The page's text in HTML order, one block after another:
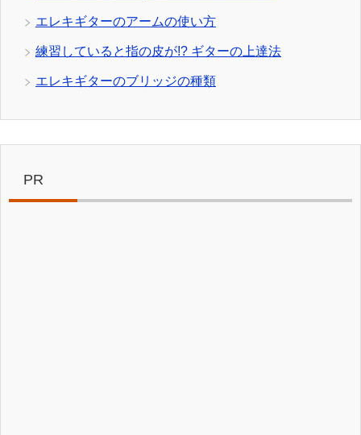
エレキギターのアームの使い方
練習していると指の皮が!? ギターの上達法
エレキギターのブリッジの種類
PR